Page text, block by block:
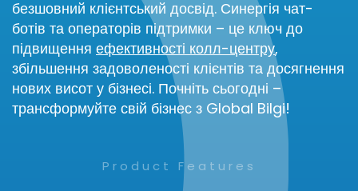
безшовний клієнтський досвід. Синергія чат-
ботів та операторів підтримки – це ключ до
підвищення ефективності колл-центру,
збільшення задоволеності клієнтів та досягнення
нових висот у бізнесі. Почніть сьогодні –
трансформуйте свій бізнес з Global Bilgi!
Product Features